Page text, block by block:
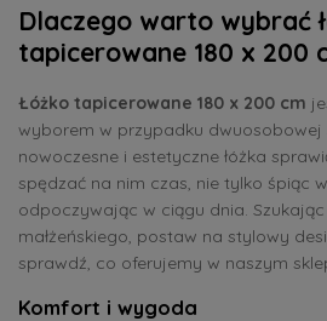
Dlaczego warto wybrać
tapicerowane 180 x 200
Łóżko tapicerowane 180 x 200 cm
wyborem w przypadku dwuosobowej
nowoczesne i estetyczne łóżka
spędzać na nim czas, nie tylko śpiąc
odpoczywając w ciągu dnia. Szukając
małżeńskiego, postaw na stylowy
sprawdź, co oferujemy w naszym
Komfort i wygoda